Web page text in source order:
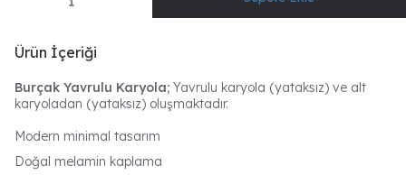
Ürün İçeriği
Burçak Yavrulu Karyola; Yavrulu karyola (yataksız) ve alt
karyoladan (yataksız) oluşmaktadır.
Modern minimal tasarım
Doğal melamin kaplama